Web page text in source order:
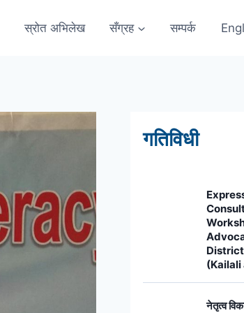
स्रोत अभिलेख सँग्रह सम्पर्क
गतिविधी
(Kailali
नेतृत्व